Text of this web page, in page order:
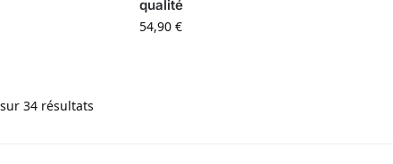
qualité
54,90 €
34 résultats